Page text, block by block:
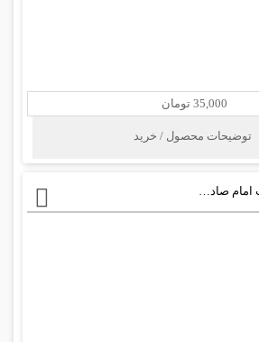
35,000 تومان
توضیحات محصول / خرید